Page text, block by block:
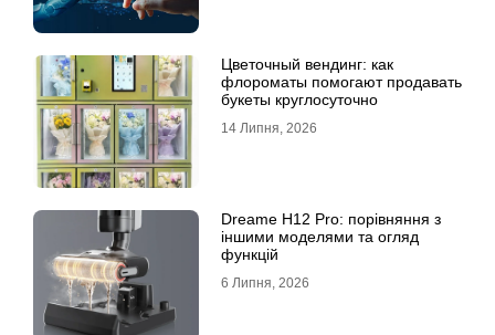
Цветочный вендинг: как
флороматы помогают продавать
букеты круглосуточно
14 Липня, 2026
Dreame H12 Pro: порівняння з
іншими моделями та огляд
функцій
6 Липня, 2026